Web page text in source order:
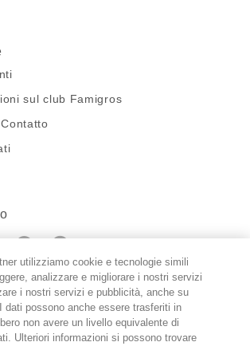
sul club Famigros
migros?
www.youtube.com/user/
PinterestInstagram
utilizziamo cookie e tecnologie simili
analizzare e migliorare i nostri servizi
i nostri servizi e pubblicità, anche su
dati possono anche essere trasferiti in
non avere un livello equivalente di
Ulteriori informazioni si possono trovare